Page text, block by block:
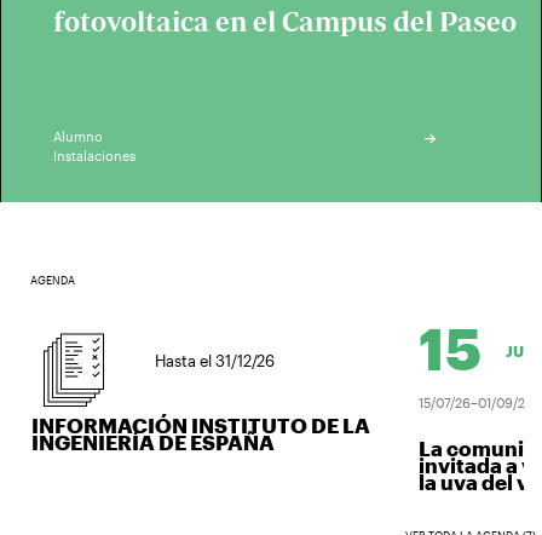
fotovoltaica en el Campus del Paseo
Alumno
Instalaciones
AGENDA
Hasta el 31/12/26
INFORMACIÓN INSTITUTO DE LA
INGENIERÍA DE ESPAÑA
15 JUL.
15/07/26–01/09/26
La
invitada a
la uva del